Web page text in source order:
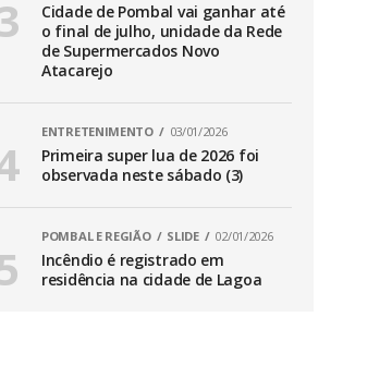
Cidade de Pombal vai ganhar até
o final de julho, unidade da Rede
de Supermercados Novo
Atacarejo
ENTRETENIMENTO 03/01/2026
Primeira super lua de 2026 foi
observada neste sábado (3)
POMBAL E REGIÃO SLIDE 02/01/2026
Incêndio é registrado em
residência na cidade de Lagoa